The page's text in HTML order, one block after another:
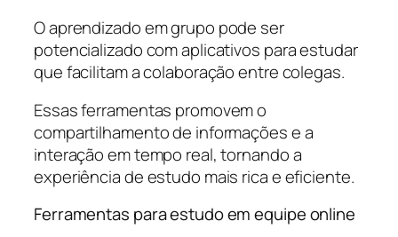
O aprendizado em grupo pode ser
potencializado com aplicativos para estudar
que facilitam a colaboração entre colegas.
Essas ferramentas promovem o
compartilhamento de informações e a
interação em tempo real, tornando a
experiência de estudo mais rica e eficiente.
Ferramentas para estudo em equipe online